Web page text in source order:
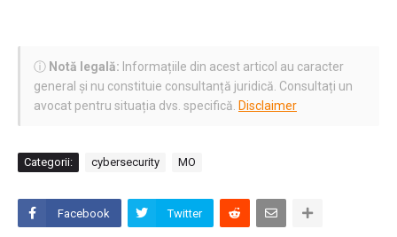
ⓘ Notă legală: Informațiile din acest articol au caracter
general și nu constituie consultanță juridică. Consultați un
avocat pentru situația dvs. specifică. Disclaimer
Categorii: cybersecurity MO
Facebook Twitter